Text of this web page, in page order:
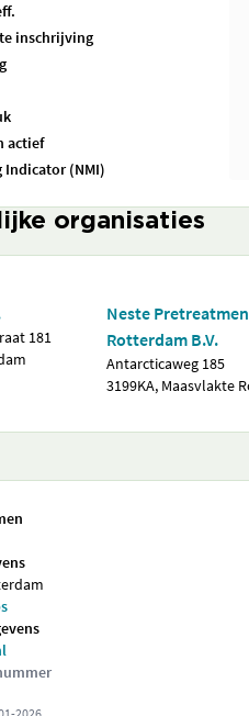
inschrijving
actief
Indicator (NMI)
organisaties
181
Neste
Rotterdam B.V.
Antarcticaweg 185
3199KA, Maasvlakte